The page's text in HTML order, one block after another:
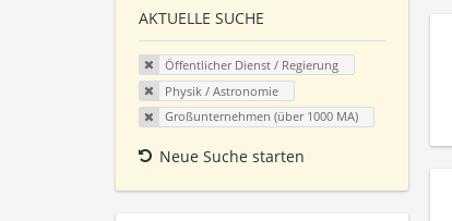
AKTUELLE SUCHE
Öffentlicher Dienst / Regierung
Physik / Astronomie
Großunternehmen (über 1000 MA)
Neue Suche starten